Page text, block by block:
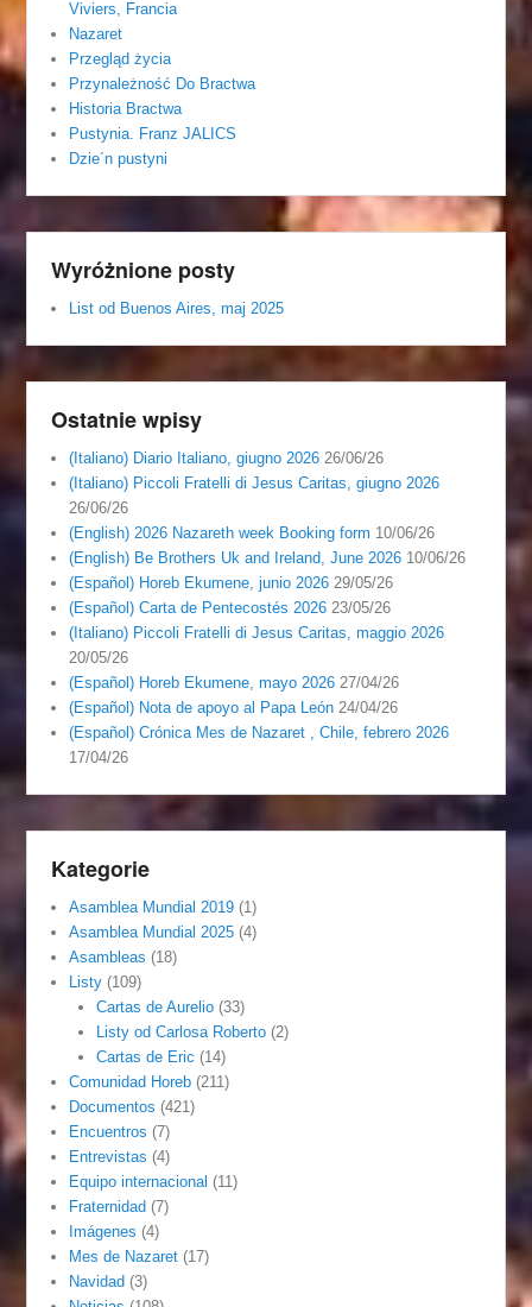
Viviers, Francia
Nazaret
Przegląd życia
Przynależność Do Bractwa
Historia Bractwa
Pustynia. Franz JALICS
Dzie´n pustyni
Wyróżnione posty
List od Buenos Aires, maj 2025
Ostatnie wpisy
(Italiano) Diario Italiano, giugno 2026 26/06/26
(Italiano) Piccoli Fratelli di Jesus Caritas, giugno 2026
26/06/26
(English) 2026 Nazareth week Booking form 10/06/26
(English) Be Brothers Uk and Ireland, June 2026 10/06/26
(Español) Horeb Ekumene, junio 2026 29/05/26
(Español) Carta de Pentecostés 2026 23/05/26
(Italiano) Piccoli Fratelli di Jesus Caritas, maggio 2026
20/05/26
(Español) Horeb Ekumene, mayo 2026 27/04/26
(Español) Nota de apoyo al Papa León 24/04/26
(Español) Crónica Mes de Nazaret , Chile, febrero 2026
17/04/26
Kategorie
Asamblea Mundial 2019 (1)
Asamblea Mundial 2025 (4)
Asambleas (18)
Listy (109)
Cartas de Aurelio(33)
Listy od Carlosa Roberto(2)
Cartas de Eric (14)
Comunidad Horeb (211)
Documentos (421)
Encuentros (7)
Entrevistas (4)
Equipo internacional (11)
Fraternidad (7)
Imágenes (4)
Mes de Nazaret (17)
Navidad (3)